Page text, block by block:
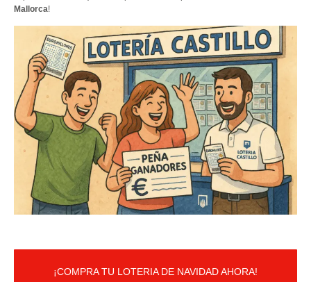
Mallorca!
¡COMPRA TU LOTERIA DE NAVIDAD AHORA!